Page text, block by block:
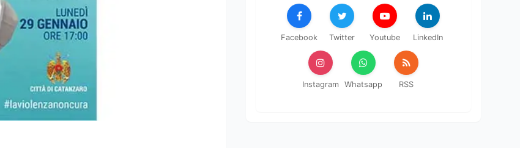
Facebook Twitter Youtube LinkedIn
Instagram Whatsapp RSS